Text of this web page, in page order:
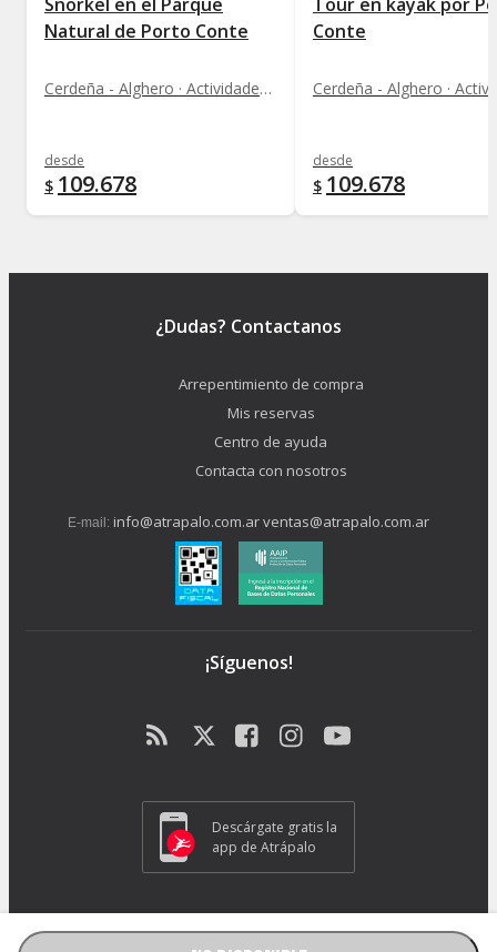
Snorkel en el Parque
Natural de Porto Conte
Cerdeña - Alghero · Actividades Acuáticas
desde
$ 109.678
Tour en kayak por
Conte
desde
$ 109.678
¿Dudas? Contactanos
Arrepentimiento de compra
Mis reservas
Centro de ayuda
Contacta con nosotros
E-mail: info@atrapalo.com.arventas@atrapalo.com.ar
¡Síguenos!
Descárgate gratis la
app de Atrápalo